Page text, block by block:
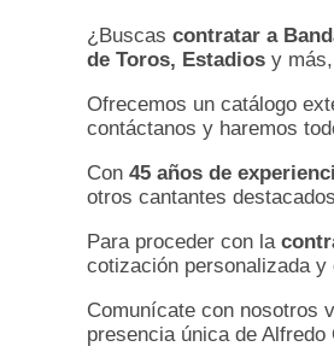
¿Buscas contratar a
de Toros, Estadios y
Ofrecemos un catálogo
contáctanos y haremos
Con 45 años de
otros cantantes
Para proceder con la
cotización personalizada
Comunícate con nosotros
presencia única de